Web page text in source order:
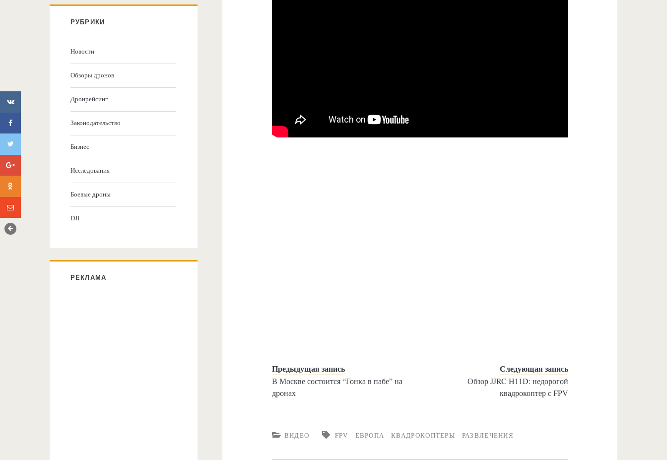
Предыдущая запись
В Москве состоится “Гонка в пабе” на
дронах
Следующая запись
Обзор JJRC H11D: недорогой
квадрокоптер с FPV
ВИДЕО FPV ЕВРОПА КВАДРОКОПТЕРЫ РАЗВЛЕЧЕНИЯ
РУБРИКИ
Новости
Обзоры дронов
Дронрейсинг
Законодательство
Бизнес
Исследования
Боевые дроны
DJI
РЕКЛАМА